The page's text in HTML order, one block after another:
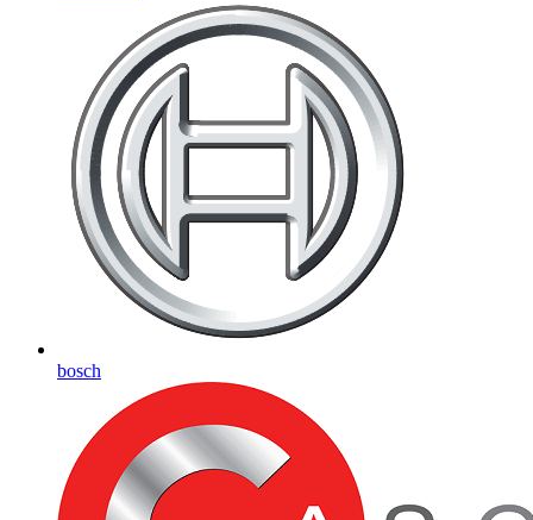
bosch